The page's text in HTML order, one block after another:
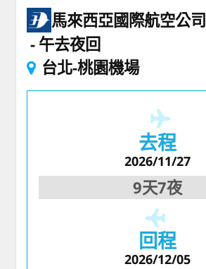
馬來西亞國際航空公司
午去夜回
台北-桃園機場
去程
2026/11/27
9天7夜
回程
2026/12/05